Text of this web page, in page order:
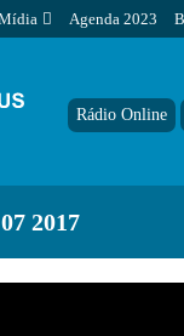
Agenda 2023
Rádio Online
2017